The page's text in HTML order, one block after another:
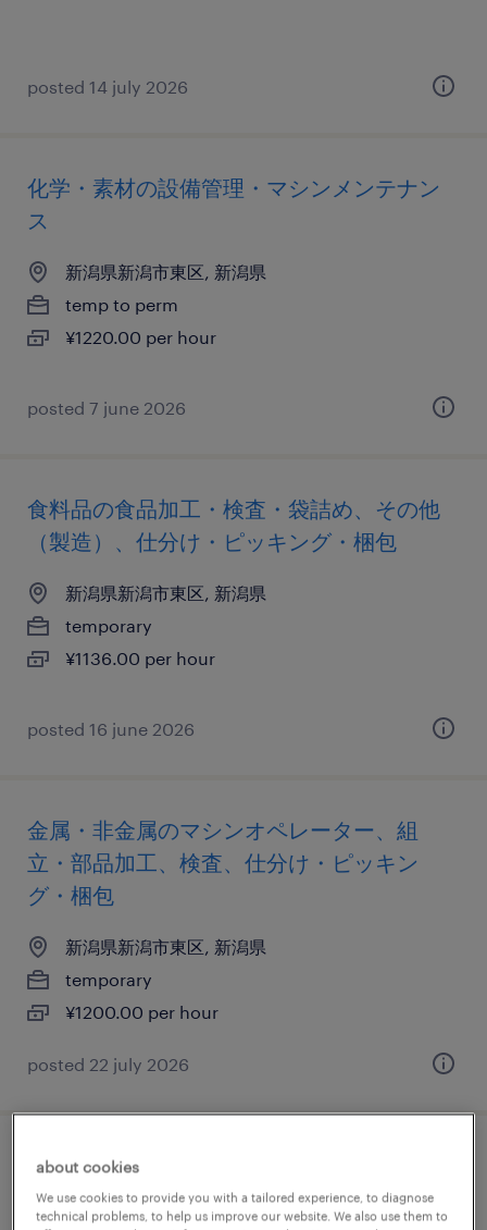
posted 14 july 2026
化学・素材の設備管理・マシンメンテナン
ス
新潟県新潟市東区, 新潟県
temp to perm
¥1220.00 per hour
posted 7 june 2026
食料品の食品加工・検査・袋詰め、その他
（製造）、仕分け・ピッキング・梱包
新潟県新潟市東区, 新潟県
temporary
¥1136.00 per hour
posted 16 june 2026
金属・非金属のマシンオペレーター、組
立・部品加工、検査、仕分け・ピッキン
グ・梱包
新潟県新潟市東区, 新潟県
temporary
¥1200.00 per hour
posted 22 july 2026
その他メーカーの組立・部品加工、検査、
仕分け・ピッキング・梱包
about cookies
We use cookies to provide you with a tailored experience, to diagnose
technical problems, to help us improve our website. We also use them to